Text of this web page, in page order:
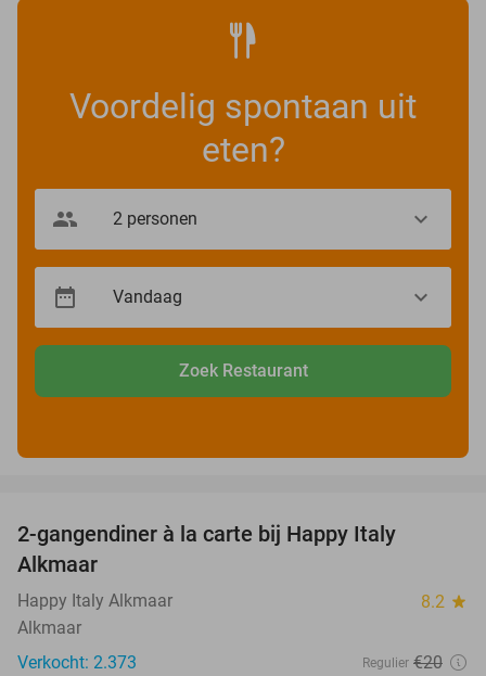
Voordelig spontaan uit
eten?
Zoek Restaurant
2-gangendiner à la carte bij Happy Italy
Alkmaar
Happy Italy Alkmaar 8.2 star
Alkmaar
Verkocht: 2.373
Regulier €20